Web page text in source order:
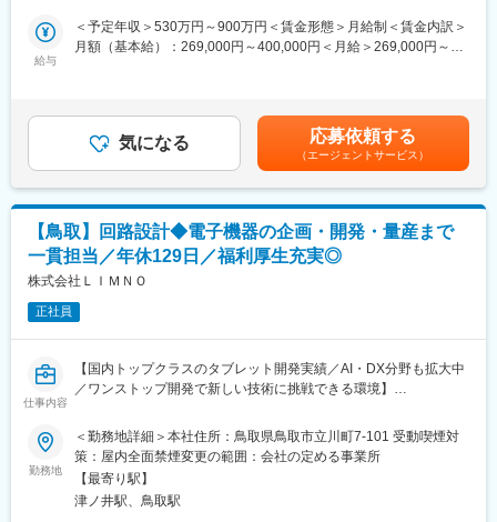
純利益の全てで過去最高を更新しました。10年後に売上高2.5兆
円、営業利益2500億円を目標としています。また、コロナ下でも
総合精密部品メーカーとしての技術力：同社は2017年にミツミ電
機と経営統合し「ミネベアミツミ株式会社」として新しいスター
トを切りました。同社の強みは、旧ミネベアの保有している「超
長年培ってきた「エレクトロニクス技術」の融合です。主要製品
であるベアリングやモーターのみならず、センサー、光学、半導
体、高周波、電気回路などの複数技術を持ち、IoT社会に貢献する
ソリューションの開発を強化しています。
変更の範囲：会社の定める業務
■案件例：
◇自動車・二輪車：自動運転に関わる回路設計
◇医療・医療機器：画像診断装置用電子部品の開発
X線、超音波、NMRといった部位・用途に応じた各種画像診断装
置のFPGA論理設計～周辺回路設計を行う。また、シミュレーショ
ン、実機評価、環境評価等
◇宇宙：宇宙機器のシステム開発
・姿勢制御システムや電源システム、通信システム等の各種サブ
システムの開発
・限られた空間内、また宇宙独自の環境条件に適応できるシステ
ム開発
（年収1000万円越えの現役エンジニアも在籍）
◎年間887回のエンジニア主催技術勉強会で圧倒的成長環境
含め技術力を研鑽可能
◎最先端の技術情報を知る担当営業とともに身に着けるべき技術
や経験すべき業界を考え、キャリアを形成できる戦略的ローテー
ション制度
◎配属先メーカーの現場新入社員OJT・技術指導を担うほどの技
給与
＜予定年収＞530万円～900万円＜賃金形態＞月給制＜賃金内訳＞
月額（基本給）：269,000円～400,000円＜月給＞269,000円～
気になる 応募依頼する
（エージェントサービス）
【鳥取】回路設計◆電子機器の企画・開発・量産まで
一貫担当／年休129日／福利厚生充実◎
株式会社ＬＩＭＮＯ
正社員
仕事内容
【国内トップクラスのタブレット開発実績／AI・DX分野も拡大中
／ワンストップ開発で新しい技術に挑戦できる環境】
当社は鳥取県を代表する電子機器メーカーとして、タブレット端
末やIoT機器などの企画・開発・製造を一貫して手がけています。
本ポジションでは、電子機器・情報通信機器のハードウェア開発
における回路設計業務を担当していただきます。製品の企画・仕
様検討から設計、評価、量産立ち上げまで一貫して携わることが
勤務地
＜勤務地詳細＞本社住所：鳥取県鳥取市立川町7-101 受動喫煙対
策：屋内全面禁煙変更の範囲：会社の定める事業所
【最寄り駅】
津ノ井駅、鳥取駅